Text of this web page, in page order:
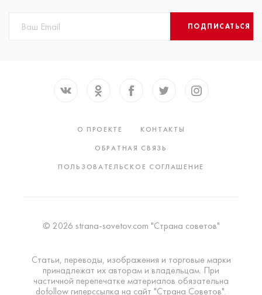
ПОДПИСАТЬСЯ
О ПРОЕКТЕ
КОНТАКТЫ
ОБРАТНАЯ СВЯЗЬ
ПОЛЬЗОВАТЕЛЬСКОЕ СОГЛАШЕНИЕ
© 2026 strana-sovetov.com "Страна советов"
Статьи, переводы, изображения и торговые марки
принадлежат их авторам и владельцам. При
частичной перепечатке материалов обязательна
dofollow гиперссылка на сайт "Страна Советов".